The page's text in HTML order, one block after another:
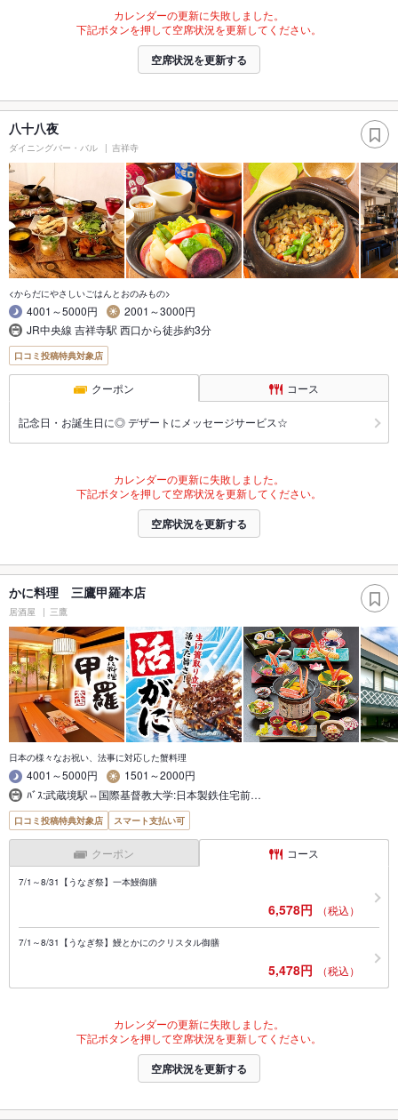
カレンダーの更新に失敗しました。
下記ボタンを押して空席状況を更新してください。
空席状況を更新する
八十八夜
ダイニングバー・バル 吉祥寺
<からだにやさしいごはんとおのみもの>
4001～5000円
2001～3000円
JR中央線 吉祥寺駅 西口から徒歩約3分
口コミ投稿特典対象店
クーポン コース
記念日・お誕生日に◎ デザートにメッセージサービス☆
カレンダーの更新に失敗しました。
下記ボタンを押して空席状況を更新してください。
空席状況を更新する
かに料理 三鷹甲羅本店
居酒屋 三鷹
日本の様々なお祝い、法事に対応した蟹料理
4001～5000円
1501～2000円
ﾊﾞｽ:武蔵境駅⇔国際基督教大学:日本製鉄住宅前…
口コミ投稿特典対象店 スマート支払い可
クーポン コース
7/1～8/31【うなぎ祭】一本鰻御膳
6,578円 （税込）
7/1～8/31【うなぎ祭】鰻とかにのクリスタル御膳
5,478円 （税込）
カレンダーの更新に失敗しました。
下記ボタンを押して空席状況を更新してください。
空席状況を更新する